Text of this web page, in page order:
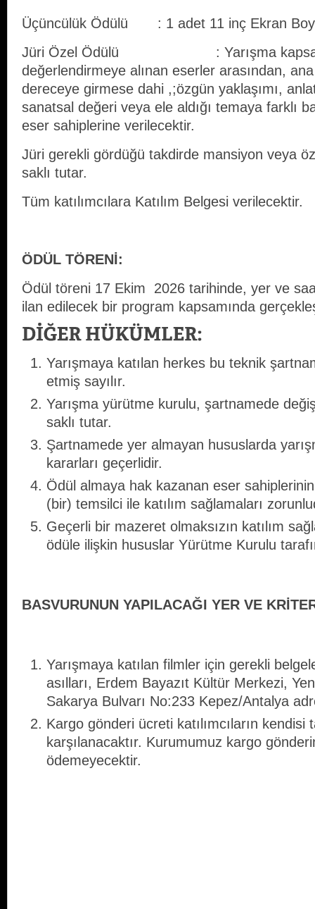
Üçüncülük Ödülü : 1 adet 11 inç Ekran
Jüri Özel Ödülü : Yarışma
değerlendirmeye alınan eserler arasından,
dereceye girmese dahi ,;özgün yaklaşımı,
sanatsal değeri veya ele aldığı temaya farklı
eser sahiplerine verilecektir.
Jüri gerekli gördüğü takdirde mansiyon veya
saklı tutar.
Tüm katılımcılara Katılım Belgesi verilecektir.
ÖDÜL TÖRENİ:
Ödül töreni 17 Ekim 2026 tarihinde, yer ve
ilan edilecek bir program kapsamında
Yarışmaya katılan herkes bu teknik
etmiş sayılır.
Yarışma yürütme kurulu, şartnamede
saklı tutar.
Şartnamede yer almayan hususlarda
kararları geçerlidir.
Ödül almaya hak kazanan eser
(bir) temsilci ile katılım sağlamaları
Geçerli bir mazeret olmaksızın katılım
ödüle ilişkin hususlar Yürütme Kurulu
BASVURUNUN YAPILACAĞI YER VE
Yarışmaya katılan filmler için gerekli
asılları, Erdem Bayazıt Kültür Merkezi,
Sakarya Bulvarı No:233 Kepez/Antalya
Kargo gönderi ücreti katılımcıların kendisi
karşılanacaktır. Kurumumuz kargo
ödemeyecektir.